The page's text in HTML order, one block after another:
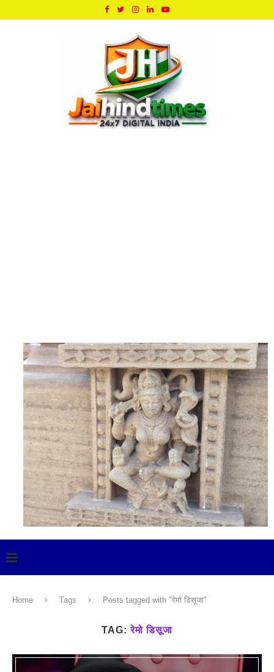
Home Tags Posts tagged with "रेमो डिसूजा"
TAG:रेमो डिसूजा